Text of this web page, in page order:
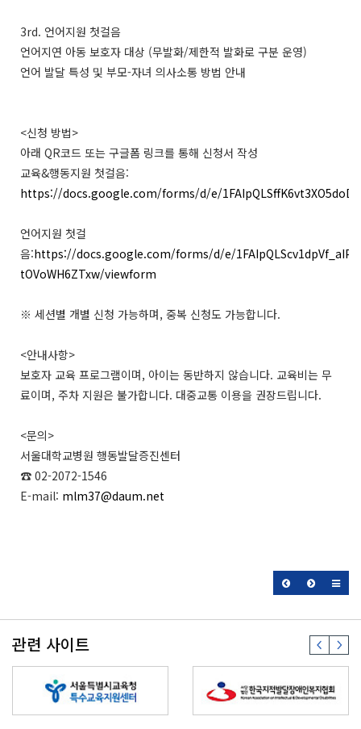
3rd. 언어지원 첫걸음
언어지연 아동 보호자 대상 (무발화/제한적 발화로 구분 운영)
언어 발달 특성 및 부모-자녀 의사소통 방법 안내
<신청 방법>
아래 QR코드 또는 구글폼 링크를 통해 신청서 작성
교육&행동지원 첫걸음:
https://docs.google.com/forms/d/e/
언어지원 첫걸
음:https://docs.google.com/forms/d/e/
tOVoWH6ZTxw/viewform
※ 세션별 개별 신청 가능하며, 중복 신청도 가능합니다.
<안내사항>
보호자 교육 프로그램이며, 아이는 동반하지 않습니다. 교육비는 무
료이며, 주차 지원은 불가합니다. 대중교통 이용을 권장드립니다.
<문의>
서울대학교병원 행동발달증진센터
☎ 02-2072-1546
E-mail: mlm37@daum.net
관련 사이트